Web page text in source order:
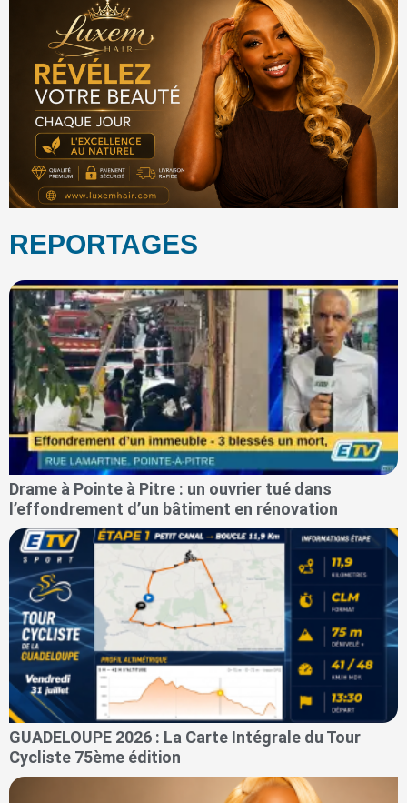
REPORTAGES
Drame à Pointe à Pitre : un ouvrier tué dans
l’effondrement d’un bâtiment en rénovation
GUADELOUPE 2026 : La Carte Intégrale du Tour
Cycliste 75ème édition